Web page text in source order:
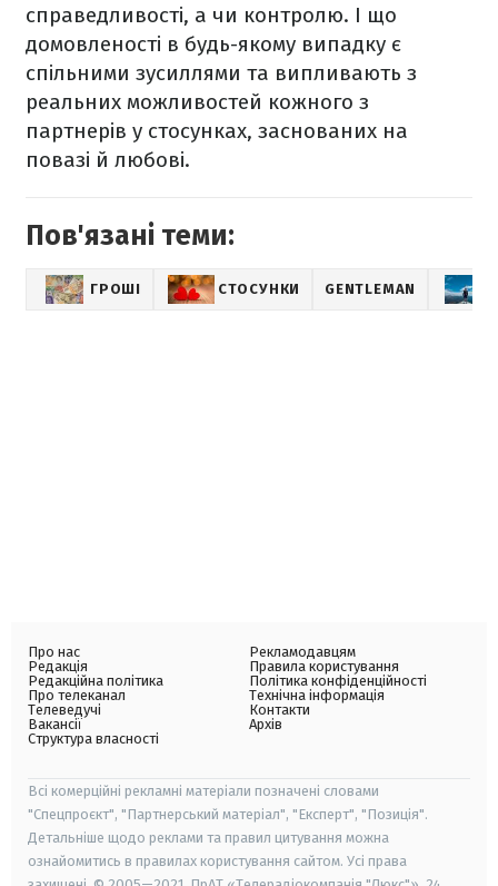
справедливості, а чи контролю. І що
домовленості в будь-якому випадку є
спільними зусиллями та випливають з
реальних можливостей кожного з
партнерів у стосунках, заснованих на
повазі й любові.
Пов'язані теми:
ГРОШІ СТОСУНКИ GENTLEMAN
Про нас
Редакція
Редакційна політика
Про телеканал
Телеведучі
Вакансії
Структура власності
Рекламодавцям
Правила користування
Політика конфіденційності
Технічна інформація
Контакти
Архів
Всі комерційні рекламні матеріали позначені словами
"Спецпроєкт", "Партнерський матеріал", "Експерт", "Позиція".
Детальніше щодо реклами та правил цитування можна
ознайомитись в правилах користування сайтом. Усі права